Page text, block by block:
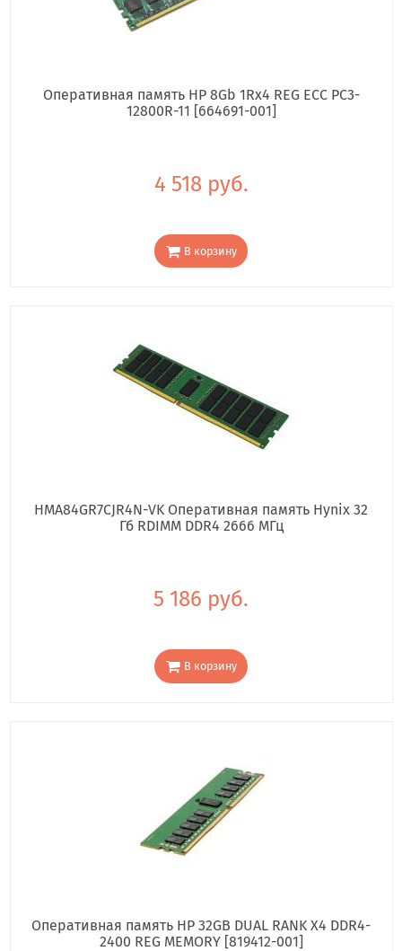
Оперативная память HP 8Gb 1Rx4 REG ECC PC3-
12800R-11 [664691-001]
4 518 руб.
В корзину
HMA84GR7CJR4N-VK Оперативная память Hynix 32
Гб RDIMM DDR4 2666 МГц
5 186 руб.
В корзину
Оперативная память HP 32GB DUAL RANK X4 DDR4-
2400 REG MEMORY [819412-001]